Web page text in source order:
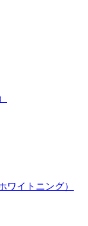
ワイトニング）